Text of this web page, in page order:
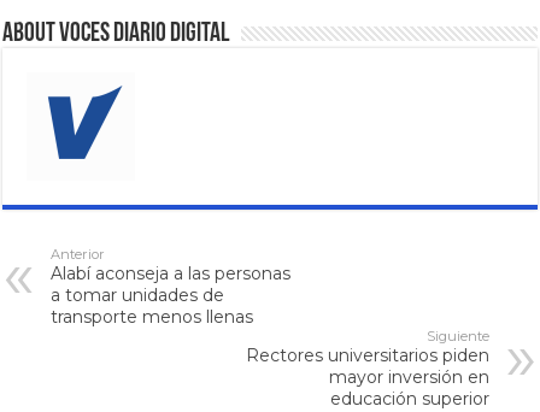
About VOCES Diario digital
Anterior
Alabí aconseja a las personas
a tomar unidades de
transporte menos llenas
Siguiente
Rectores universitarios piden
mayor inversión en
educación superior